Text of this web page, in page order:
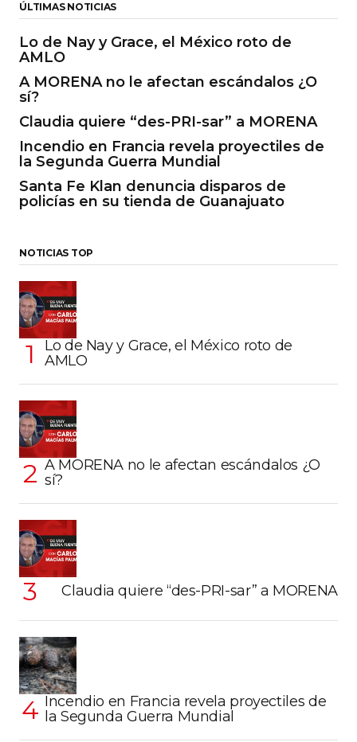
ÚLTIMAS NOTICIAS
Lo de Nay y Grace, el México roto de
AMLO
A MORENA no le afectan escándalos ¿O
sí?
Claudia quiere “des-PRI-sar” a MORENA
Incendio en Francia revela proyectiles de
la Segunda Guerra Mundial
Santa Fe Klan denuncia disparos de
policías en su tienda de Guanajuato
NOTICIAS TOP
Lo de Nay y Grace, el México roto de
AMLO
A MORENA no le afectan escándalos ¿O
sí?
Claudia quiere “des-PRI-sar” a MORENA
Incendio en Francia revela proyectiles de
la Segunda Guerra Mundial